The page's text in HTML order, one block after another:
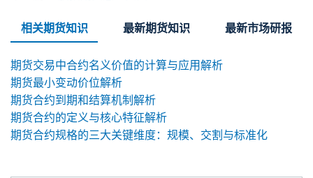
相关期货知识 最新期货知识 最新市场研报
期货交易中合约名义价值的计算与应用解析
期货最小变动价位解析
期货合约到期和结算机制解析
期货合约的定义与核心特征解析
期货合约规格的三大关键维度：规模、交割与标准化